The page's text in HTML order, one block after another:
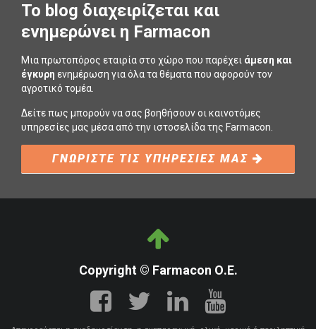
To blog διαχειρίζεται και
ενημερώνει η Farmacon
Μια πρωτοπόρος εταιρία στο χώρο που παρέχει άμεση και
έγκυρη ενημέρωση για όλα τα θέματα που αφορούν τον
αγροτικό τομέα.
Δείτε πως μπορούν να σας βοηθήσουν οι καινοτόμες
υπηρεσίες μας μέσα από την ιστοσελίδα της Farmacon.
ΓΝΩΡΙΣΤΕ ΤΙΣ ΥΠΗΡΕΣΙΕΣ ΜΑΣ
Copyright © Farmacon Ο.Ε.